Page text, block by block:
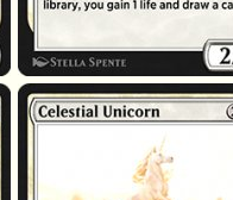
Licorne céleste